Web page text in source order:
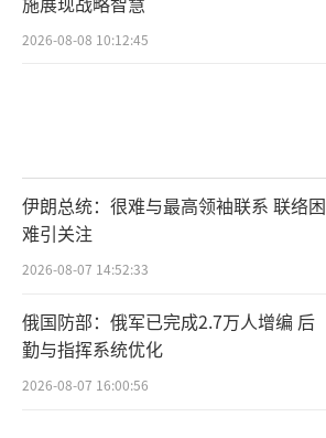
2026-08-08 10:12:45
伊朗总统：很难与最高领袖联系 联络困
难引关注
2026-08-07 14:52:33
俄国防部：俄军已完成2.7万人增编 后
勤与指挥系统优化
2026-08-07 16:00:56